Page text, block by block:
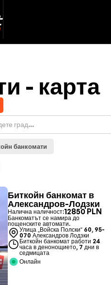
- карта
банкомати
Биткойн банкомат в
Александров-Лодзки
Налична наличност:12850 PLN
Банкоматът се намира до
пощенските автомати.
Улица „Войска Полски“ 60, 95-
070 Александров Лодзки
Биткойн банкомат работи 24
часа в денонощието, 7 дни в
седмицата
Онлайн